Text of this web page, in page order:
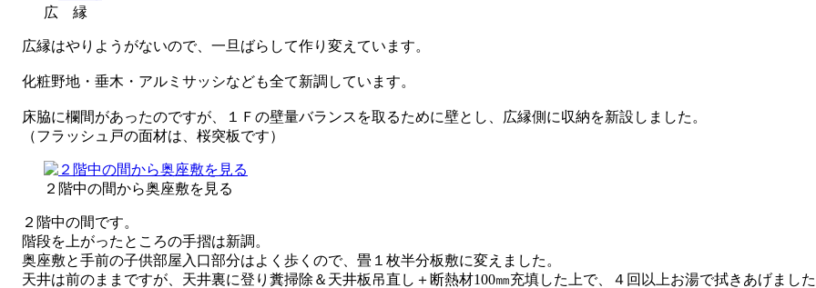
広 縁
広縁はやりようがないので、一旦ばらして作り変えています。
化粧野地・垂木・アルミサッシなども全て新調しています。
床脇に欄間があったのですが、１Ｆの壁量バランスを取るために壁とし、広縁側に収納を新設しました。
（フラッシュ戸の面材は、桜突板です）
２階中の間から奥座敷を見る
２階中の間です。
階段を上がったところの手摺は新調。
奥座敷と手前の子供部屋入口部分はよく歩くので、畳１枚半分板敷に変えました。
天井は前のままですが、天井裏に登り糞掃除＆天井板吊直し＋断熱材100㎜充填した上で、４回以上お湯で拭きあげまし